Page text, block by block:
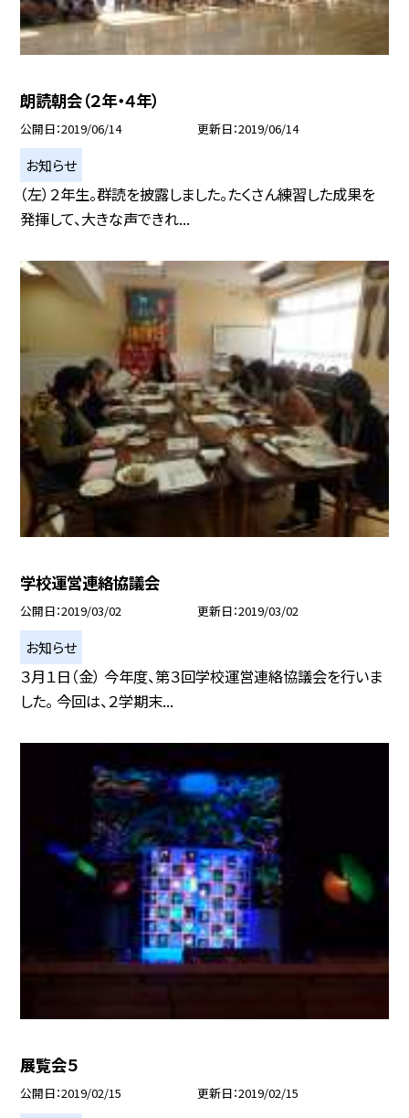
朗読朝会（２年・４年）
公開日 2019/06/14 更新日 2019/06/14
お知らせ
（左）２年生。群読を披露しました。たくさん練習した成果を
発揮して、大きな声できれ...
学校運営連絡協議会
公開日 2019/03/02 更新日 2019/03/02
お知らせ
３月１日（金） 今年度、第３回学校運営連絡協議会を行いま
した。 今回は、２学期末...
展覧会５
公開日 2019/02/15 更新日 2019/02/15